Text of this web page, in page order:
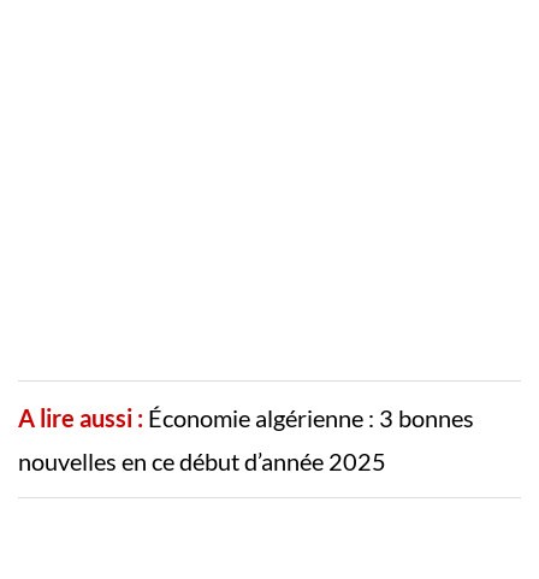
A lire aussi : Économie algérienne : 3 bonnes
nouvelles en ce début d’année 2025